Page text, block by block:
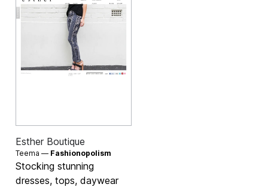
Esther Boutique
Teema — Fashionopolism
Stocking stunning
dresses, tops, daywear